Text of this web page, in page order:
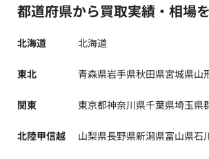
都道府県から買取実績・相場
北海道 北海道
東北 青森県岩手県秋田県宮城県山
関東 東京都神奈川県千葉県埼玉県
北陸甲信越 山梨県長野県新潟県富山県石